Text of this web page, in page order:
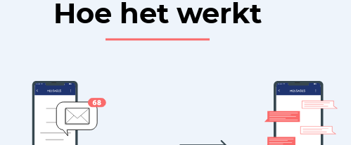
Hoe het werkt